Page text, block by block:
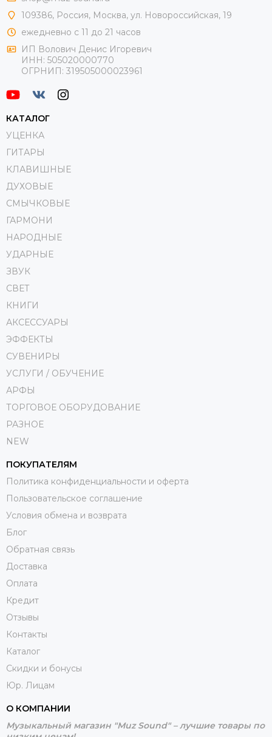
109386, Россия, Москва, ул. Новороссийская, 19
ежедневно с 11 до 21 часов
ИП Волович Денис Игоревич
ИНН: 505020000770
ОГРНИП: 319505000023961
КАТАЛОГ
УЦЕНКА
ГИТАРЫ
КЛАВИШНЫЕ
ДУХОВЫЕ
СМЫЧКОВЫЕ
ГАРМОНИ
НАРОДНЫЕ
УДАРНЫЕ
ЗВУК
СВЕТ
КНИГИ
АКСЕССУАРЫ
ЭФФЕКТЫ
СУВЕНИРЫ
УСЛУГИ / ОБУЧЕНИЕ
АРФЫ
ТОРГОВОЕ ОБОРУДОВАНИЕ
РАЗНОЕ
NEW
ПОКУПАТЕЛЯМ
Политика конфиденциальности и оферта
Пользовательское соглашение
Условия обмена и возврата
Блог
Обратная связь
Доставка
Оплата
Кредит
Отзывы
Контакты
Каталог
Скидки и бонусы
Юр. Лицам
О КОМПАНИИ
Музыкальный магазин "Muz Sound" – лучшие товары по